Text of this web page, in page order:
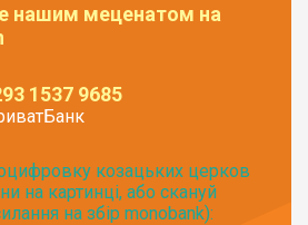
нашим меценатом на
1537 9685
козацьких церков
на картинці, або скануй
на збір monobank):